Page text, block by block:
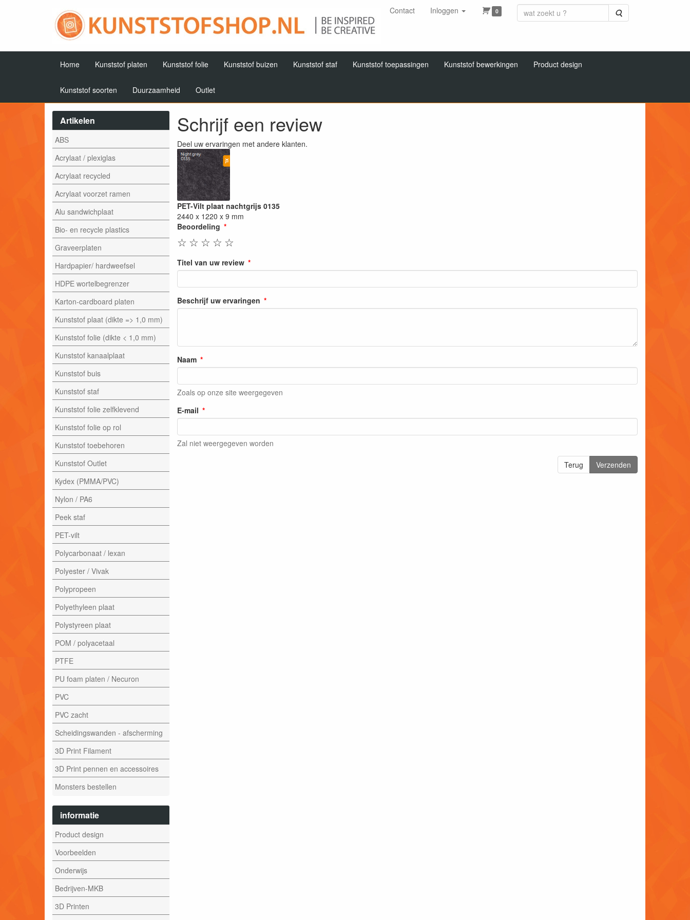
Contact Inloggen 0 Zoeken
Home Kunststof platen Kunststof folie Kunststof buizen Kunststof staf Kunststof toepassingen Kunststof bewerkingen Product design
Kunststof soorten Duurzaamheid Outlet
Artikelen
ABS
Acrylaat / plexiglas
Acrylaat recycled
Acrylaat voorzet ramen
Alu sandwichplaat
Bio- en recycle plastics
Graveerplaten
Hardpapier/ hardweefsel
HDPE wortelbegrenzer
Karton-cardboard platen
Kunststof plaat (dikte => 1,0 mm)
Kunststof folie (dikte < 1,0 mm)
Kunststof kanaalplaat
Kunststof buis
Kunststof staf
Kunststof folie zelfklevend
Kunststof folie op rol
Kunststof toebehoren
Kunststof Outlet
Kydex (PMMA/PVC)
Nylon / PA6
Peek staf
PET-vilt
Polycarbonaat / lexan
Polyester / Vivak
Polypropeen
Polyethyleen plaat
Polystyreen plaat
POM / polyacetaal
PTFE
PU foam platen / Necuron
PVC
PVC zacht
Scheidingswanden - afscherming
3D Print Filament
3D Print pennen en accessoires
Monsters bestellen
informatie
Product design
Voorbeelden
Onderwijs
Bedrijven-MKB
3D Printen
Schrijf een review
Deel uw ervaringen met andere klanten.
PET-Vilt plaat nachtgrijs 0135
2440 x 1220 x 9 mm
Beoordeling
☆
☆
☆
☆
☆
Titel van uw review
Beschrijf uw ervaringen
Naam
Zoals op onze site weergegeven
E-mail
Zal niet weergegeven worden
Terug Verzenden